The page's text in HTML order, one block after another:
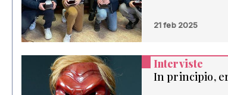
21 feb 2025
Interviste
In principio,